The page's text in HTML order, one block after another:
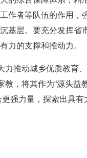
作者等队伍的作用，
基层。要充分发挥省
力的支撑和推动力。
力推动城乡优质教育
，将其作为“源头益
强力量，探索出具